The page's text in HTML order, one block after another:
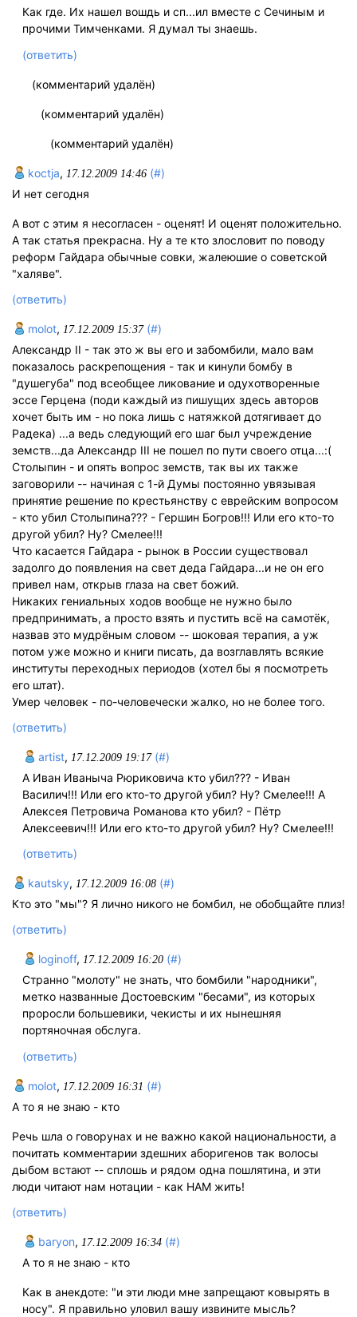
Как где. Их нашел вошдь и сп...ил вместе с Сечиным и
прочими Тимченками. Я думал ты знаешь.
(ответить)
(комментарий удалён)
(комментарий удалён)
(комментарий удалён)
koctja, 17.12.2009 14:46 (#)
И нет сегодня
А вот с этим я несогласен - оценят! И оценят положительно.
А так статья прекрасна. Ну а те кто злословит по поводу
реформ Гайдара обычные совки, жалеюшие о советской
"халяве".
(ответить)
molot, 17.12.2009 15:37 (#)
Александр II - так это ж вы его и забомбили, мало вам
показалось раскрепощения - так и кинули бомбу в
"душегуба" под всеобщее ликование и одухотворенные
эссе Герцена (поди каждый из пишущих здесь авторов
хочет быть им - но пока лишь с натяжкой дотягивает до
Радека) ...а ведь следующий его шаг был учреждение
земств...да Александр III не пошел по пути своего отца...:(
Столыпин - и опять вопрос земств, так вы их также
заговорили -- начиная с 1-й Думы постоянно увязывая
принятие решение по крестьянству с еврейским вопросом
- кто убил Столыпина??? - Гершин Богров!!! Или его кто-то
другой убил? Ну? Смелее!!!
Что касается Гайдара - рынок в России существовал
задолго до появления на свет деда Гайдара...и не он его
привел нам, открыв глаза на свет божий.
Никаких гениальных ходов вообще не нужно было
предпринимать, а просто взять и пустить всё на самотёк,
назвав это мудрёным словом -- шоковая терапия, а уж
потом уже можно и книги писать, да возглавлять всякие
институты переходных периодов (хотел бы я посмотреть
его штат).
Умер человек - по-человечески жалко, но не более того.
(ответить)
artist, 17.12.2009 19:17 (#)
А Иван Иваныча Рюриковича кто убил??? - Иван
Василич!!! Или его кто-то другой убил? Ну? Смелее!!! А
Алексея Петровича Романова кто убил? - Пётр
Алексеевич!!! Или его кто-то другой убил? Ну? Смелее!!!
(ответить)
kautsky, 17.12.2009 16:08 (#)
Кто это "мы"? Я лично никого не бомбил, не обобщайте плиз!
(ответить)
loginoff, 17.12.2009 16:20 (#)
Странно "молоту" не знать, что бомбили "народники",
метко названные Достоевским "бесами", из которых
проросли большевики, чекисты и их нынешняя
портяночная обслуга.
(ответить)
molot, 17.12.2009 16:31 (#)
А то я не знаю - кто
Речь шла о говорунах и не важно какой национальности, а
почитать комментарии здешних аборигенов так волосы
дыбом встают -- сплошь и рядом одна пошлятина, и эти
люди читают нам нотации - как НАМ жить!
(ответить)
baryon, 17.12.2009 16:34 (#)
А то я не знаю - кто
Как в анекдоте: "и эти люди мне запрещают ковырять в
носу". Я правильно уловил вашу извините мысль?